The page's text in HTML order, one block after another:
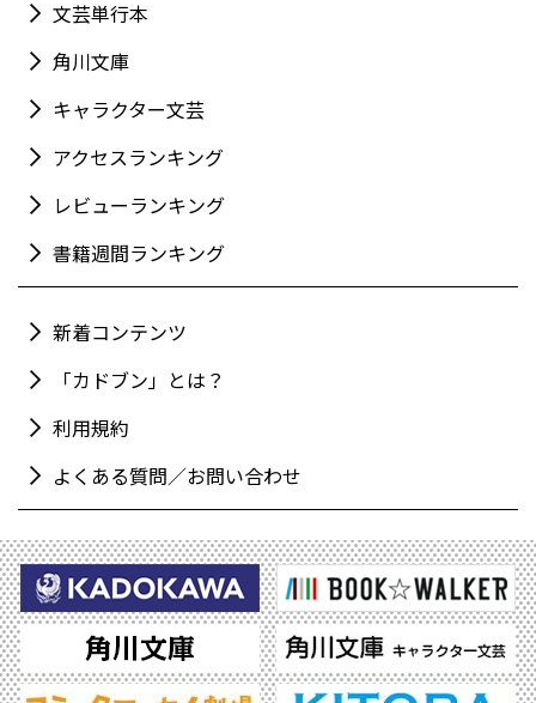
文芸単行本
角川文庫
キャラクター文芸
アクセスランキング
レビューランキング
書籍週間ランキング
新着コンテンツ
「カドブン」とは？
利用規約
よくある質問／お問い合わせ